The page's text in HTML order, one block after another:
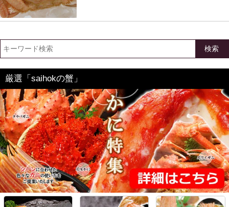
検索
厳選「saihokの蟹」